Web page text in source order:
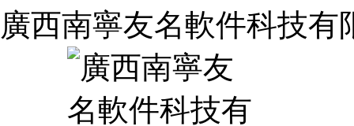
廣西南寧友名軟件科技有